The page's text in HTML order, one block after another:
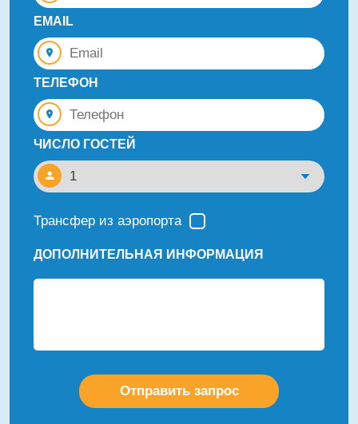
EMAIL
ТЕЛЕФОН
ЧИСЛО ГОСТЕЙ
Трансфер из аэропорта
ДОПОЛНИТЕЛЬНАЯ ИНФОРМАЦИЯ